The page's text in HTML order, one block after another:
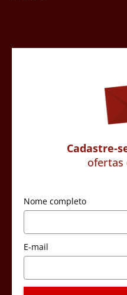
Cadastre-
ofertas
Nome completo
E-mail